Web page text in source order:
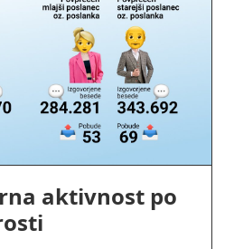
aktivnost po